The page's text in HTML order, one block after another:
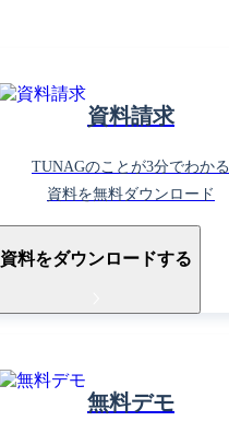
資料請求
TUNAGのことが3分でわかる
資料を無料ダウンロード
資料をダウンロードする
無料デモ